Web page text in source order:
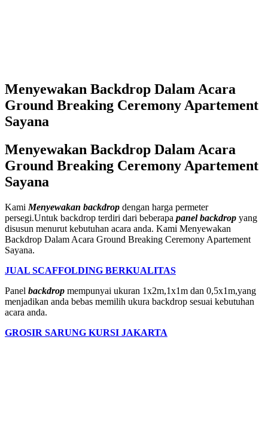
Menyewakan Backdrop Dalam Acara
Ground Breaking Ceremony Apartement
Sayana
Menyewakan Backdrop Dalam Acara
Ground Breaking Ceremony Apartement
Sayana
Kami Menyewakan backdrop dengan harga permeter
persegi.Untuk backdrop terdiri dari beberapa panel backdrop yang
disusun menurut kebutuhan acara anda. Kami Menyewakan
Backdrop Dalam Acara Ground Breaking Ceremony Apartement
Sayana.
JUAL SCAFFOLDING BERKUALITAS
Panel backdrop mempunyai ukuran 1x2m,1x1m dan 0,5x1m,yang
menjadikan anda bebas memilih ukura backdrop sesuai kebutuhan
acara anda.
GROSIR SARUNG KURSI JAKARTA